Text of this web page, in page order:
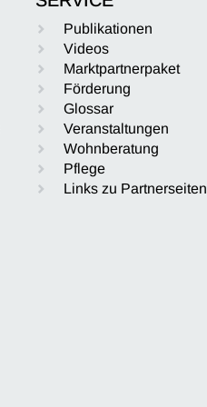
Publikationen
Videos
Marktpartnerpaket
Förderung
Glossar
Veranstaltungen
Wohnberatung
Pflege
Links zu Partnerseiten